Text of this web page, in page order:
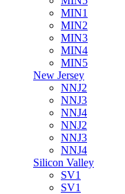
MIN1
MIN2
MIN3
MIN4
MIN5
New Jersey
NNJ2
NNJ3
NNJ4
NNJ2
NNJ3
NNJ4
Silicon Valley
SV1
SV1